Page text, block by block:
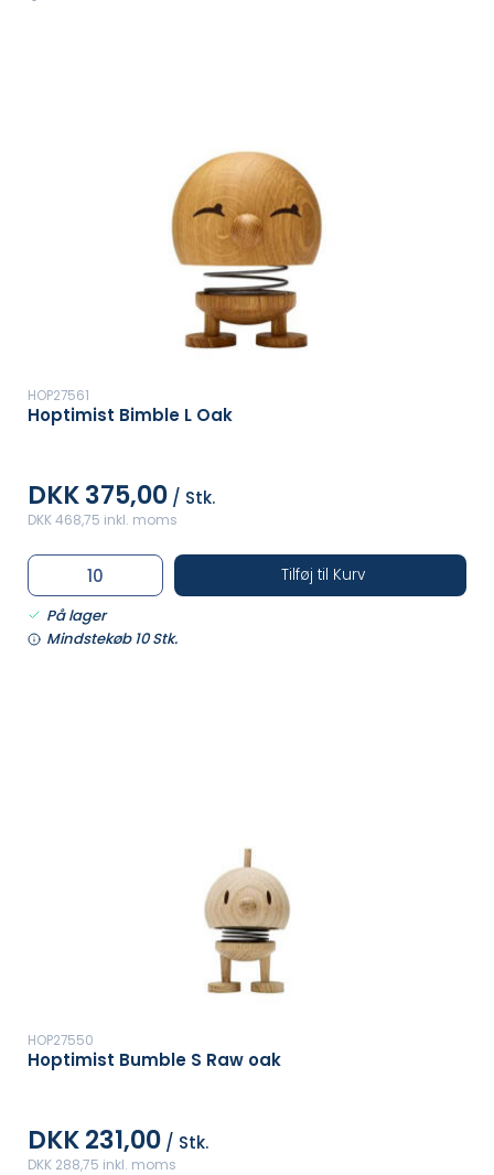
HOP27561
Hoptimist Bimble L Oak
DKK 375,00 / Stk.
DKK 468,75 inkl. moms
Tilføj til Kurv
På lager
Mindstekøb 10 Stk.
HOP27550
Hoptimist Bumble S Raw oak
DKK 231,00 / Stk.
DKK 288,75 inkl. moms